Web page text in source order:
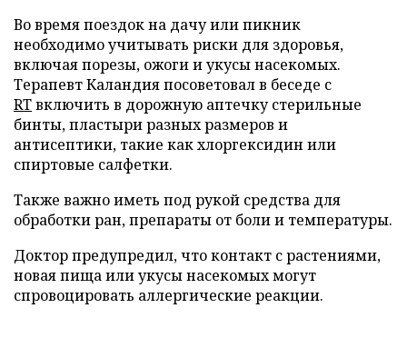
Во время поездок на дачу или пикник
необходимо учитывать риски для здоровья,
включая порезы, ожоги и укусы насекомых.
Терапевт Каландия посоветовал в беседе с
RTвключить в дорожную аптечку стерильные
бинты, пластыри разных размеров и
антисептики, такие как хлоргексидин или
спиртовые салфетки.
Также важно иметь под рукой средства для
обработки ран, препараты от боли и температуры.
Доктор предупредил, что контакт с растениями,
новая пища или укусы насекомых могут
спровоцировать аллергические реакции.